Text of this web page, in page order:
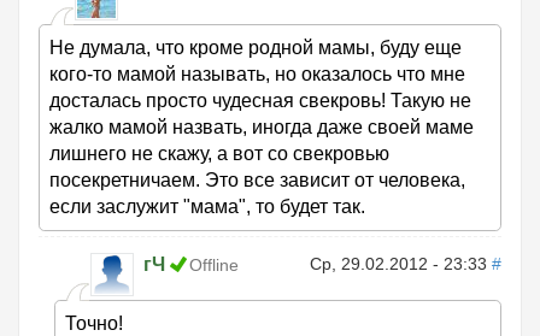
Не думала, что кроме родной мамы, буду еще
кого-то мамой называть, но оказалось что мне
досталась просто чудесная свекровь! Такую не
жалко мамой назвать, иногда даже своей маме
лишнего не скажу, а вот со свекровью
посекретничаем. Это все зависит от человека,
если заслужит "мама", то будет так.
гЧ Offline Ср, 29.02.2012 - 23:33 #
Точно!